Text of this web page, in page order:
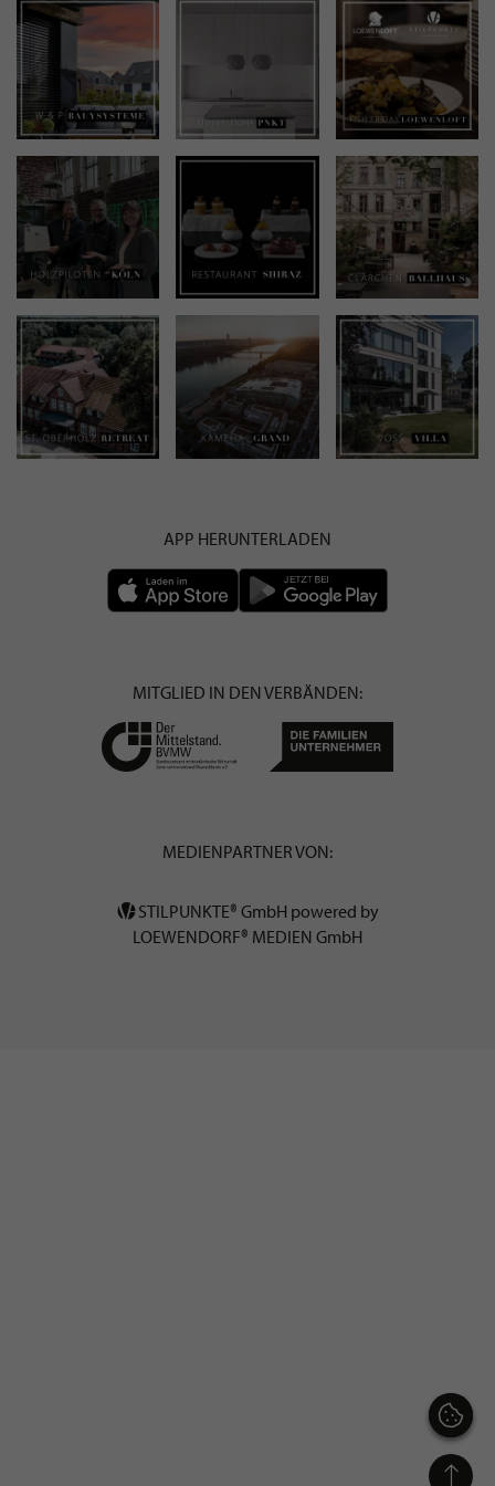
APP HERUNTERLADEN
MITGLIED IN DEN VERBÄNDEN:
MEDIENPARTNER VON:
STILPUNKTE® GmbH powered by
LOEWENDORF® MEDIEN GmbH